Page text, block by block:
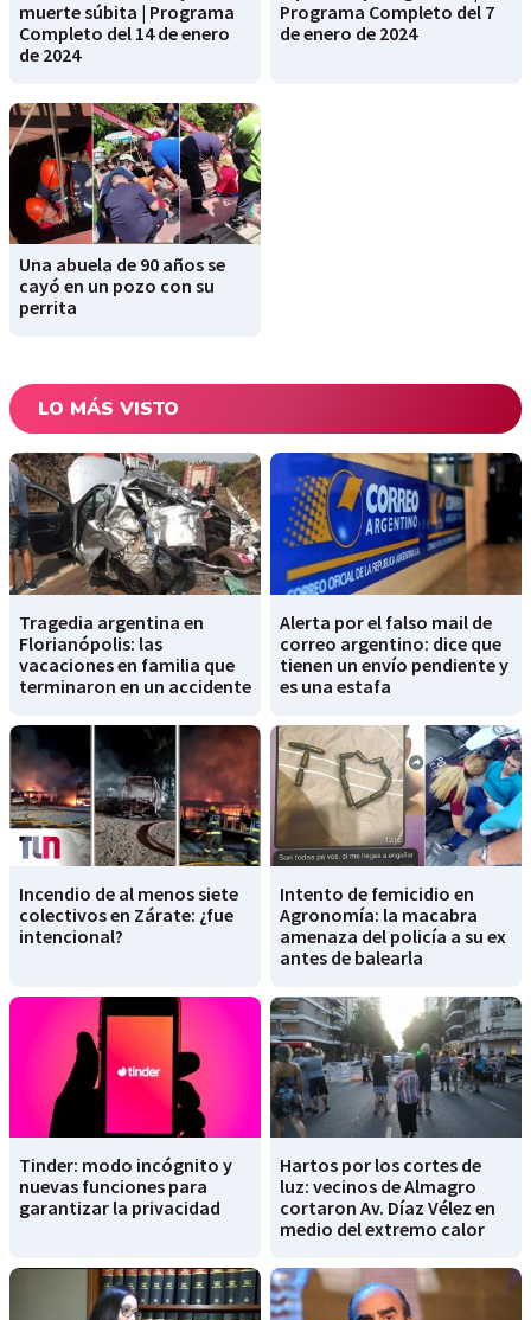
muerte súbita | Programa
Completo del 14 de enero
de 2024
Programa Completo del 7
de enero de 2024
Una abuela de 90 años se
cayó en un pozo con su
perrita
LO MÁS VISTO
Tragedia argentina en
Florianópolis: las
vacaciones en familia que
terminaron en un accidente
Alerta por el falso mail de
correo argentino: dice que
tienen un envío pendiente y
es una estafa
Incendio de al menos siete
colectivos en Zárate: ¿fue
intencional?
Intento de femicidio en
Agronomía: la macabra
amenaza del policía a su ex
antes de balearla
Tinder: modo incógnito y
nuevas funciones para
garantizar la privacidad
Hartos por los cortes de
luz: vecinos de Almagro
cortaron Av. Díaz Vélez en
medio del extremo calor